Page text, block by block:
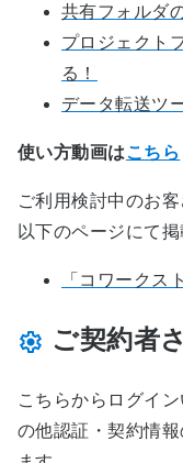
共有フォルダ
プロジェクト
る！
データ転送ツ
使い方動画はこちら
ご利用検討中のお
以下のページにて掲
「コワークス
ご契約者
こちらからログイ
の他認証・契約情